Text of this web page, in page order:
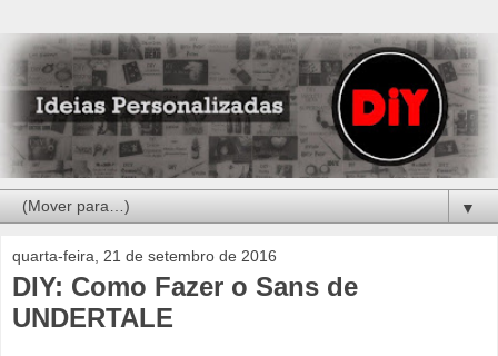
▼
quarta-feira, 21 de setembro de 2016
DIY: Como Fazer o Sans de
UNDERTALE